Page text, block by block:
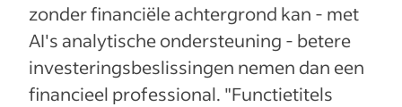
zonder financiële achtergrond kan - met
AI's analytische ondersteuning - betere
investeringsbeslissingen nemen dan een
financieel professional. "Functietitels